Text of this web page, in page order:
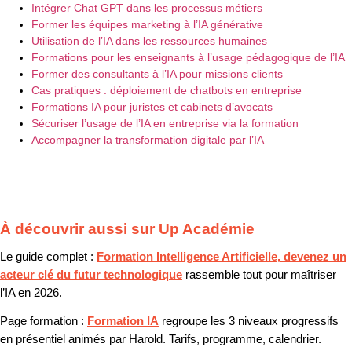
Intégrer Chat GPT dans les processus métiers
Former les équipes marketing à l’IA générative
Utilisation de l’IA dans les ressources humaines
Formations pour les enseignants à l’usage pédagogique de l’IA
Former des consultants à l’IA pour missions clients
Cas pratiques : déploiement de chatbots en entreprise
Formations IA pour juristes et cabinets d’avocats
Sécuriser l’usage de l’IA en entreprise via la formation
Accompagner la transformation digitale par l’IA
À découvrir aussi sur Up Académie
Le guide complet : Formation Intelligence Artificielle, devenez un
acteur clé du futur technologique rassemble tout pour maîtriser
l’IA en 2026.
Page formation : Formation IA regroupe les 3 niveaux progressifs
en présentiel animés par Harold. Tarifs, programme, calendrier.